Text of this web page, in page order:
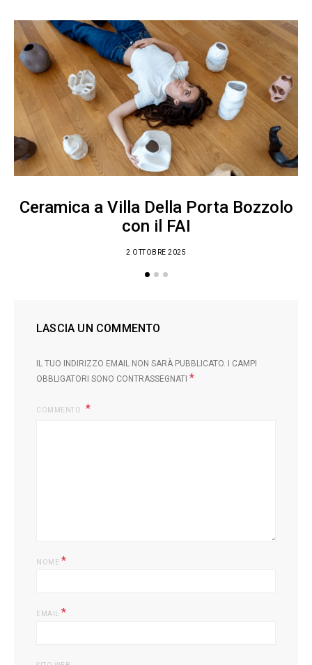
Ceramica a Villa Della Porta Bozzolo
con il FAI
2 OTTOBRE 2025
LASCIA UN COMMENTO
IL TUO INDIRIZZO EMAIL NON SARÀ PUBBLICATO.
I CAMPI
OBBLIGATORI SONO CONTRASSEGNATI *
COMMENTO
NOME *
EMAIL *